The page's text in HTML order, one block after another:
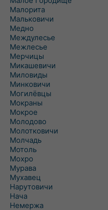
Малорита
Мальковичи
Медно
Междулесье
Межлесье
Мерчицы
Микашевичи
Миловиды
Минковичи
Могилёвцы
Мокраны
Мокрое
Молодово
Молотковичи
Молчадь
Мотоль
Мохро
Мурава
Мухавец
Нарутовичи
Нача
Немержа